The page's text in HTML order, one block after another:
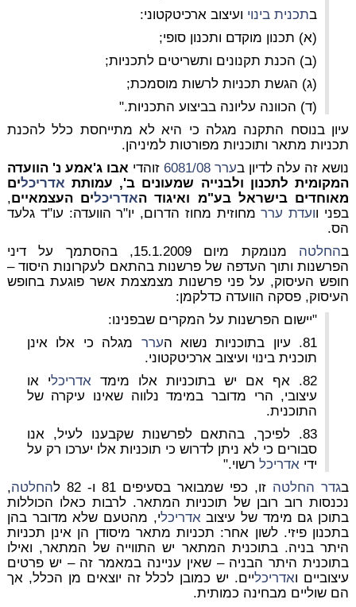
בתכנית בינוי ועיצוב ארכיטקטוני:
(א) תכנון מוקדם ותכנון סופי;
(ב) הכנת תקנונים ותשריטים לתכניות;
(ג) הגשת תכניות לרשות מוסמכת;
(ד) הכוונה עליונה בביצוע התכניות."
עיון בנוסח התקנה מגלה כי היא לא מתייחסת כלל להכנת
תכניות מתאר ותוכניות מפורטות למיניהן.
נושא זה עלה לדיון בערר 6081/08 זוהדי אבו ג'אמע נ' הוועדה
המקומית לתכנון ולבנייה שמעונים ב', עמותת אדריכלים
מאוחדים בישראל בע"מ ואיגוד האדריכלים העצמאיים,
בפני וועדת עררמחוזית מחוז הדרום, יו"ר הוועדה: עו"ד גלעד
הס.
בהחלטה
מנומקת מיום 15.1.2009, בהסתמך על דיני
הפרשנות ותוך העדפה של פרשנות בהתאם לעקרונות היסוד –
חופש העיסוק, על פני פרשנות מצמצמת אשר פוגעת בחופש
העיסוק, פסקה הוועדה כדלקמן:
"יישום הפרשנות על המקרים שבפנינו:
81. עיון בתוכניות נשוא ה
ערר מגלה כי אלו אינן
תוכנית בינוי ועיצוב ארכיטקטוני.
82. אף אם יש בתוכניות אלו מימד
אדריכלי או
עיצובי, הרי מדובר במימד נלווה שאינו עיקרה של
התוכנית.
83. לפיכך, בהתאם לפרשנות שקבענו לעיל, אנו
סבורים כי לא ניתן לדרוש כי תוכניות אלו יערכו רק על
ידי אדריכלרשוי."
בגדר החלטה זו, כפי שמבואר בסעיפים 81 ו- 82 ל החלטה,
נכנסות רוב רובן של תוכניות המתאר. לרבות כאלו הכוללות
בתוכן גם מימד של עיצוב אדריכלי, מהטעם שלא מדובר בהן
בתכנון פיזי. לשון אחר: תכניות מתאר מיסודן הן אינן תכניות
היתר בניה. בתוכנית המתאר יש התווייה של המתאר, ואילו
בתוכנית היתר הבניה – שאין עניינה במאמר זה – יש פרטים
עיצוביים ואדריכליים. יש כמובן לכלל זה יוצאים מן הכלל, אך
הם שוליים מבחינה כמותית.